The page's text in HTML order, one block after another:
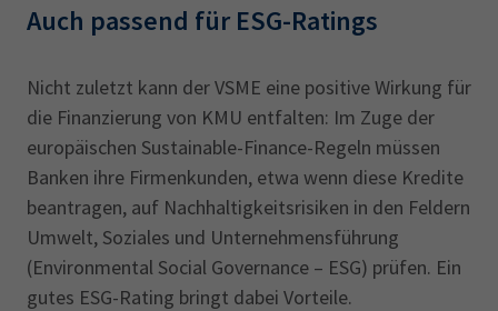
Auch passend für ESG-Ratings
Nicht zuletzt kann der VSME eine positive Wirkung für
die Finanzierung von KMU entfalten: Im Zuge der
europäischen Sustainable-Finance-Regeln müssen
Banken ihre Firmenkunden, etwa wenn diese Kredite
beantragen, auf Nachhaltigkeitsrisiken in den Feldern
Umwelt, Soziales und Unternehmensführung
(Environmental Social Governance – ESG) prüfen. Ein
gutes ESG-Rating bringt dabei Vorteile.